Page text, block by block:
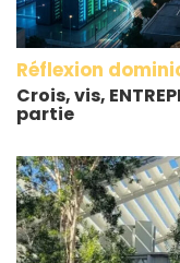
Réflexion
Crois, vis,
partie